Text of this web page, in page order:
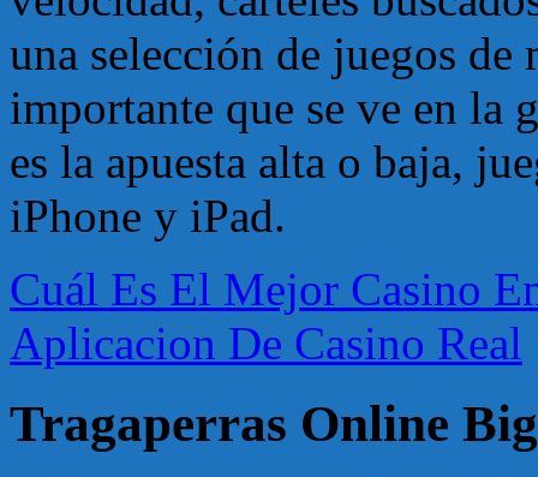
una selección de juegos de
importante que se ve en la
es la apuesta alta o baja,
iPhone y iPad.
Cuál Es El Mejor Casino
Aplicacion De Casino Real
Tragaperras Online